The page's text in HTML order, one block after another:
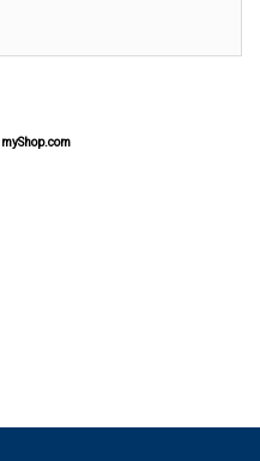
myShop.com